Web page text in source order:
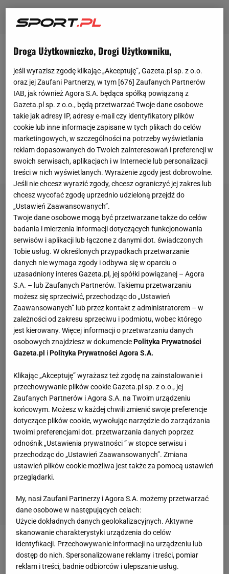
Jeszcze do końca 2024 roku Kamil Piątkowski był
podstawowym zawodnikiem RB Salzburg, dla
którego w tym sezonie rozegrał już 27meczów,
notując w nich jedną asystę. Jednak po rundzie
jesiennej doszło do zmiany na ławce trenerskiej
austriackiego klubu. Pepijn Lijnders został zwolniony
w połowie grudnia, a jego miejsce zajął Thomas
Letsch.
Zobacz wideoRoman Kosecki wprost o sytuacji
Wojciecha Szczęsnego w Barcelonie!
Droga Użytkowniczko, Drogi Użytkowniku,
jeśli wyrazisz zgodę klikając „Akceptuję”, Gazeta.pl sp. z o.o.
oraz jej Zaufani Partnerzy, w tym [676] Zaufanych Partnerów
IAB, jak również Agora S.A. będąca spółką powiązaną z
Gazeta.pl sp. z o.o., będą przetwarzać Twoje dane osobowe
takie jak adresy IP, adresy e-mail czy identyfikatory plików
cookie lub inne informacje zapisane w tych plikach do celów
marketingowych, w szczególności na potrzeby wyświetlania
reklam dopasowanych do Twoich zainteresowań i preferencji w
swoich serwisach, aplikacjach i w Internecie lub personalizacji
treści w nich wyświetlanych. Wyrażenie zgody jest dobrowolne.
Jeśli nie chcesz wyrazić zgody, chcesz ograniczyć jej zakres lub
chcesz wycofać zgodę uprzednio udzieloną przejdź do
„Ustawień Zaawansowanych”.
Twoje dane osobowe mogą być przetwarzane także do celów
badania i mierzenia informacji dotyczących funkcjonowania
serwisów i aplikacji lub łączone z danymi dot. świadczonych
Tobie usług. W określonych przypadkach przetwarzanie
danych nie wymaga zgody i odbywa się w oparciu o
uzasadniony interes Gazeta.pl, jej spółki powiązanej – Agora
S.A. – lub Zaufanych Partnerów. Takiemu przetwarzaniu
możesz się sprzeciwić, przechodząc do „Ustawień
Zaawansowanych” lub przez kontakt z administratorem – w
zależności od zakresu sprzeciwu i podmiotu, wobec którego
jest kierowany. Więcej informacji o przetwarzaniu danych
osobowych znajdziesz w dokumenciePolityka Prywatności
Gazeta.pl iPolityka Prywatności Agora S.A.
Klikając „Akceptuję” wyrażasz też zgodę na zainstalowanie i
przechowywanie plików cookie Gazeta.pl sp. z o.o., jej
Zaufanych Partnerów i Agora S.A. na Twoim urządzeniu
końcowym. Możesz w każdej chwili zmienić swoje preferencje
dotyczące plików cookie, wywołując narzędzie do zarządzania
twoimi preferencjami dot. przetwarzania danych poprzez
odnośnik „Ustawienia prywatności ” w stopce serwisu i
przechodząc do „Ustawień Zaawansowanych”. Zmiana
ustawień plików cookie możliwa jest także za pomocą ustawień
przeglądarki.
My, nasi Zaufani Partnerzy i Agora S.A. możemy przetwarzać
dane osobowe w następujących celach:
Użycie dokładnych danych geolokalizacyjnych. Aktywne
skanowanie charakterystyki urządzenia do celów
identyfikacji. Przechowywanie informacji na urządzeniu lub
dostęp do nich. Spersonalizowane reklamy i treści, pomiar
reklam i treści, badnie odbiorców i ulepszanie usług.